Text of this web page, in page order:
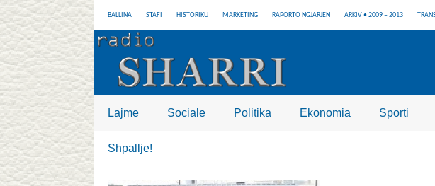
BALLINA STAFI HISTORIKU MARKETING RAPORTO NGJARJEN ARKIV • 2009 – 2013
Lajme Sociale Politika Ekonomia Sporti
Shpallje!